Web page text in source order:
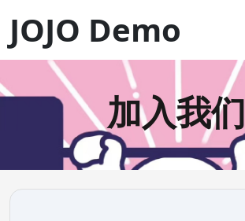
JOJO Demo
加入我们